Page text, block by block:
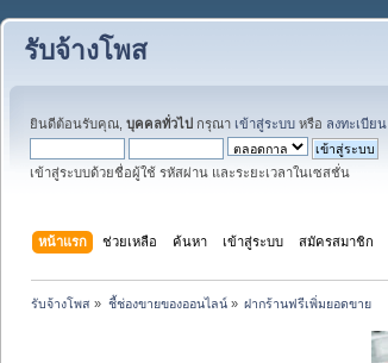
รับจ้างโพส
ยินดีต้อนรับคุณ, บุคคลทั่วไป กรุณา เข้าสู่ระบบ หรือ ลงทะเบียน
เข้าสู่ระบบด้วยชื่อผู้ใช้ รหัสผ่าน และระยะเวลาในเซสชั่น
หน้าแรก ช่วยเหลือ ค้นหา เข้าสู่ระบบ สมัครสมาชิก
รับจ้างโพส » ชี้ช่องขายของออนไลน์» ฝากร้านฟรีเพิ่มยอดขาย